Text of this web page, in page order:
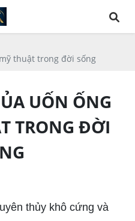
thuật trong đời sống
UỐN ỐNG
TRONG ĐỜI
thủy khô cứng và